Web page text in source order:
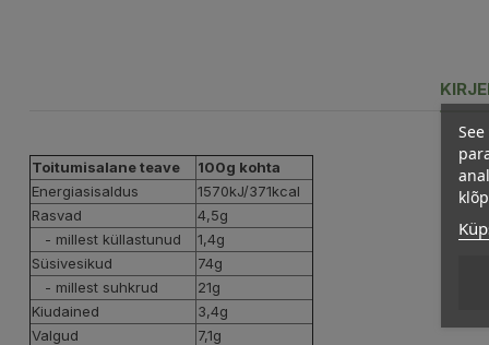
Toitumisalane teave
100g kohta
Energiasisaldus
1570kJ/371kcal
Rasvad
4,5g
- millest küllastunud
1,4g
Süsivesikud
74g
- millest suhkrud
21g
Kiudained
3,4g
Valgud
7,1g